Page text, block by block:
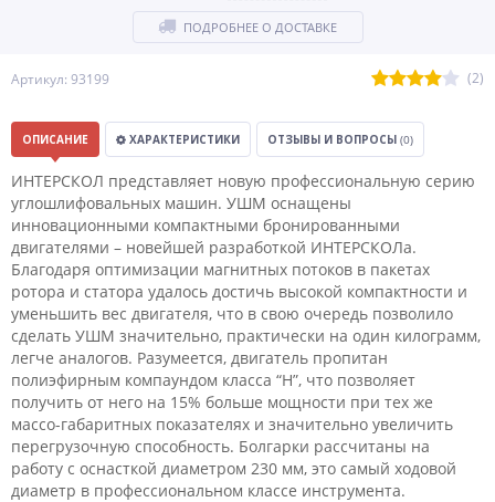
Артикул: 93199 (2)
ПОДРОБНЕЕ О ДОСТАВКЕ
ОПИСАНИЕ ХАРАКТЕРИСТИКИ ОТЗЫВЫ И ВОПРОСЫ (0)
ИНТЕРСКОЛ представляет новую профессиональную серию
углошлифовальных машин. УШМ оснащены
инновационными компактными бронированными
двигателями – новейшей разработкой ИНТЕРСКОЛа.
Благодаря оптимизации магнитных потоков в пакетах
ротора и статора удалось достичь высокой компактности и
уменьшить вес двигателя, что в свою очередь позволило
сделать УШМ значительно, практически на один килограмм,
легче аналогов. Разумеется, двигатель пропитан
полиэфирным компаундом класса “H”, что позволяет
получить от него на 15% больше мощности при тех же
массо-габаритных показателях и значительно увеличить
перегрузочную способность. Болгарки рассчитаны на
работу с оснасткой диаметром 230 мм, это самый ходовой
диаметр в профессиональном классе инструмента.